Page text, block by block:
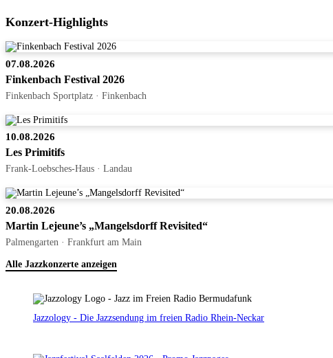
Konzert-Highlights
07.08.2026
Finkenbach Festival 2026
Finkenbach Sportplatz · Finkenbach
10.08.2026
Les Primitifs
Frank-Loebsches-Haus · Landau
20.08.2026
Martin Lejeune’s „Mangelsdorff Revisited“
Palmengarten · Frankfurt am Main
Alle Jazzkonzerte anzeigen
Jazzology - Die Jazzsendung im freien Radio Rhein-Neckar